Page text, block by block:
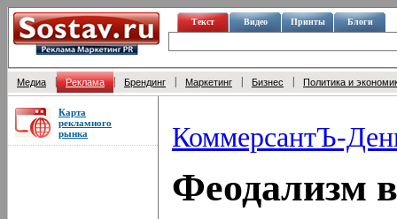
Текст Видео Принты Блоги
Медиа Реклама Брендинг Маркетинг Бизнес Политика и
Карта
рекламного
рынка
КоммерсантЪ-
Феодализм